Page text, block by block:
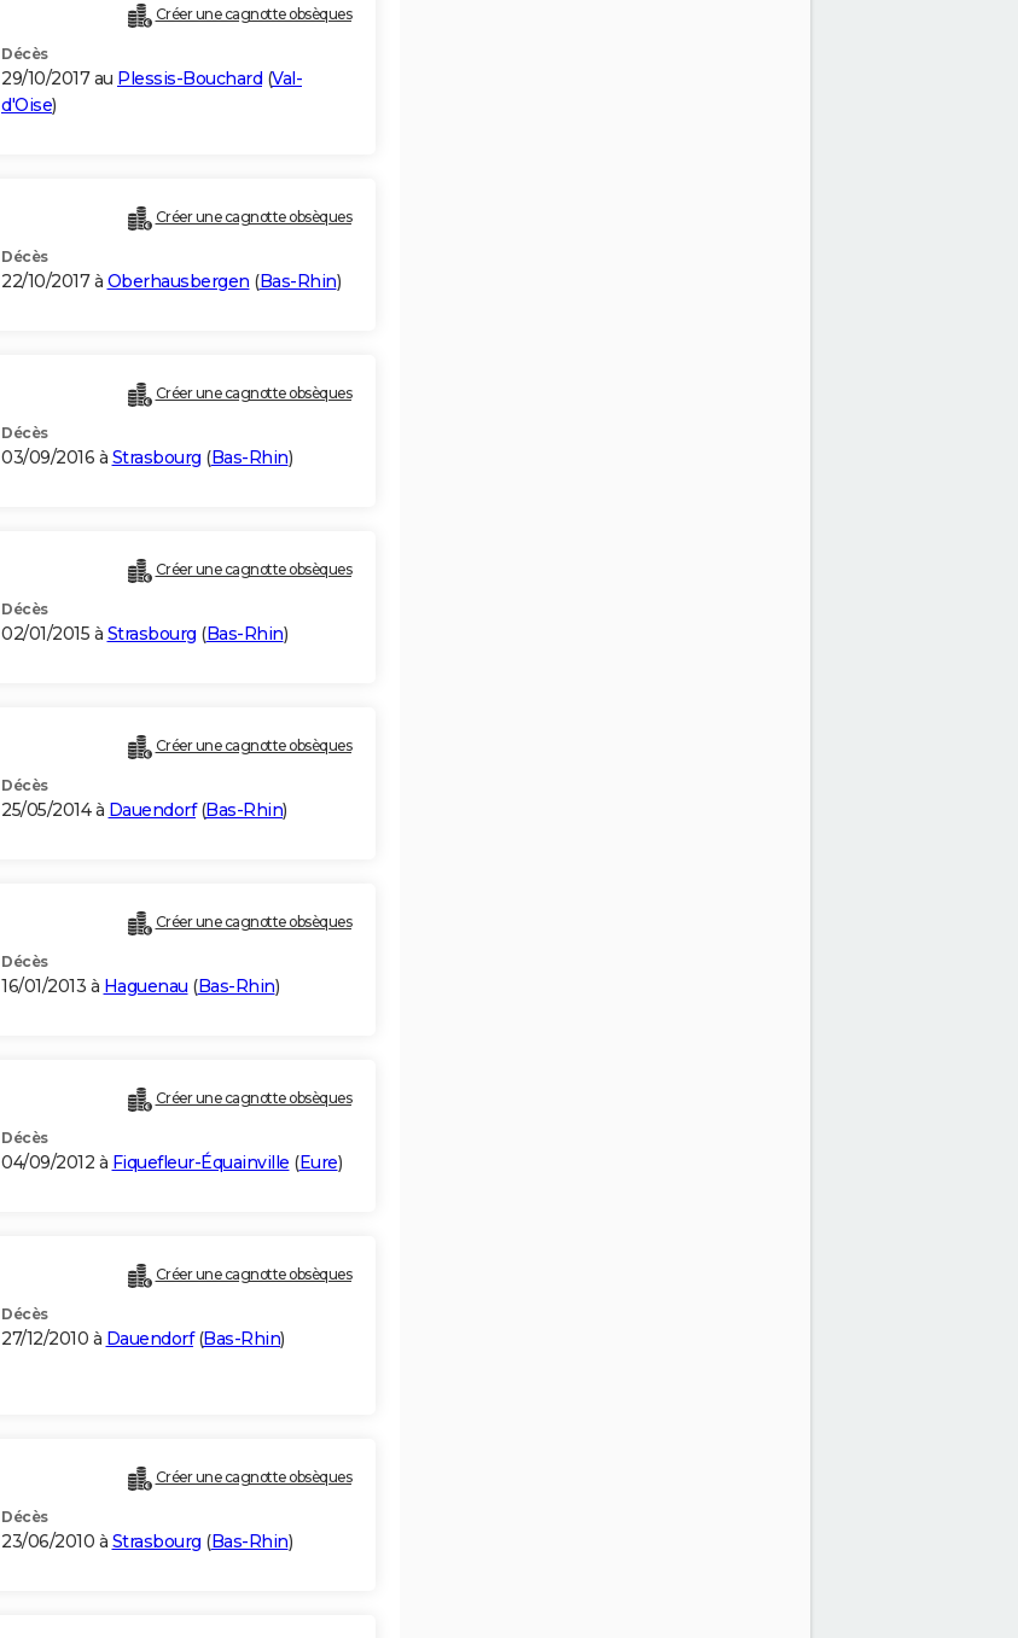
Créer une cagnotte obsèques
Décès
29/10/2017 au Plessis-Bouchard (Val-
d'Oise)
Créer une cagnotte obsèques
Décès
22/10/2017 à Oberhausbergen (Bas-Rhin)
Créer une cagnotte obsèques
Décès
03/09/2016 à Strasbourg (Bas-Rhin)
Créer une cagnotte obsèques
Décès
02/01/2015 à Strasbourg (Bas-Rhin)
Créer une cagnotte obsèques
Décès
25/05/2014 à Dauendorf(Bas-Rhin)
Créer une cagnotte obsèques
Décès
16/01/2013 à Haguenau (Bas-Rhin)
Créer une cagnotte obsèques
Décès
04/09/2012 à Fiquefleur-Équainville (Eure)
Créer une cagnotte obsèques
Décès
27/12/2010 à Dauendorf(Bas-Rhin)
Créer une cagnotte obsèques
Décès
23/06/2010 à Strasbourg (Bas-Rhin)